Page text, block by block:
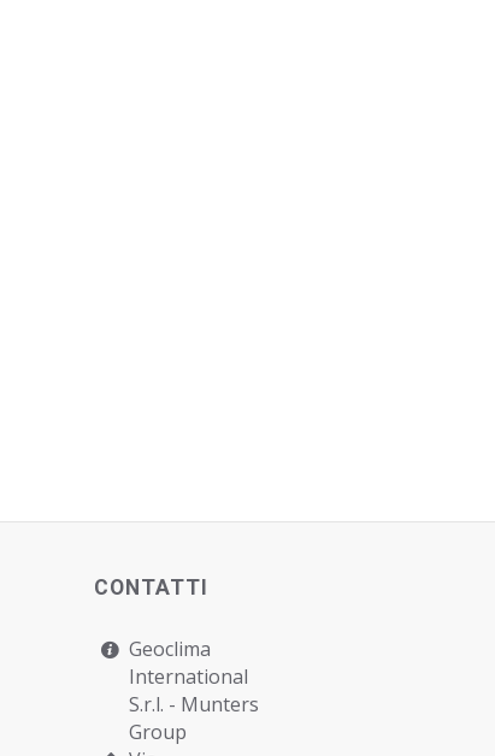
CONTATTI
Geoclima
International
S.r.l. - Munters
Group